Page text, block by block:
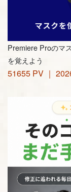
Premiere Proのマ
を覚えよう
51655 PV ｜